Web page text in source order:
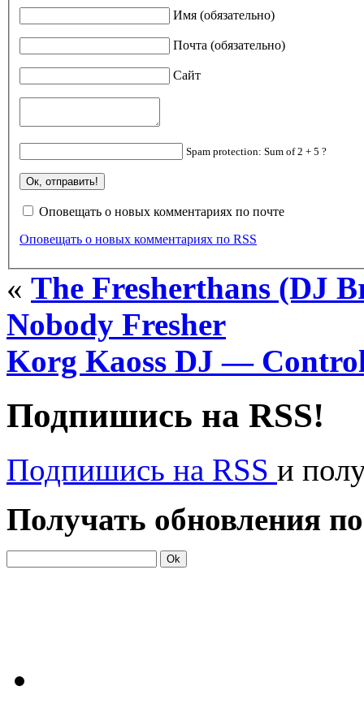
Имя (обязательно)
Почта (обязательно)
Сайт
Spam protection: Sum of 2 + 5 ?
Оповещать о новых комментариях по почте
Оповещать о новых комментариях по RSS
« The Fresherthans (DJ
Nobody Fresher
Korg Kaoss DJ —
Подпишись на RSS!
Подпишись на RSS и
Получать обновления